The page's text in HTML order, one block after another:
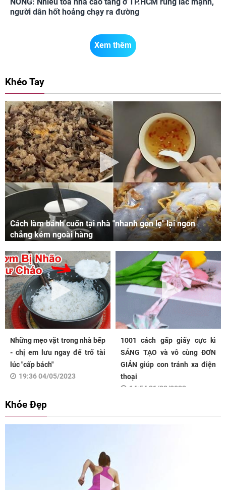
người dân hốt hoảng chạy ra đường
Xem thêm
Khéo Tay
Cách làm bánh cuốn tại nhà "nhanh gọn lẹ" lại ngon
chẳng kém ngoài hàng
Những mẹo vặt trong nhà bếp
- chị em lưu ngay để trổ tài
lúc "cấp bách"
19:36 04/05/2023
1001 cách gấp giấy cực kì
SÁNG TẠO và vô cùng ĐƠN
GIẢN giúp con tránh xa điện
thoại
14:54 31/03/2023
Khỏe Đẹp